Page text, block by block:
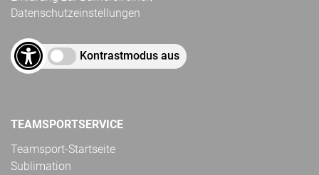
Datenschutzeinstellungen
Kontrastmodus aus
TEAMSPORTSERVICE
Teamsport-Startseite
Sublimation